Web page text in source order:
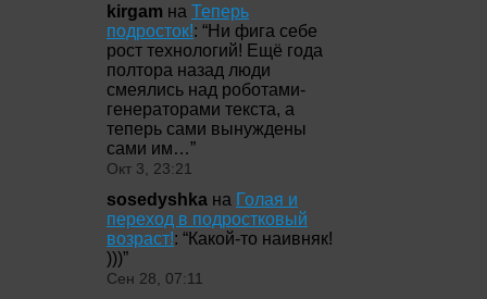
kirgam на Теперь
подросток!: “Ни фига себе
рост технологий! Ещё года
полтора назад люди
смеялись над роботами-
генераторами текста, а
теперь сами вынуждены
сами им…”
Окт 3, 23:21
sosedyshka на Голая и
переход в подростковый
возраст!: “Какой-то наивняк!
)))”
Сен 28, 07:11